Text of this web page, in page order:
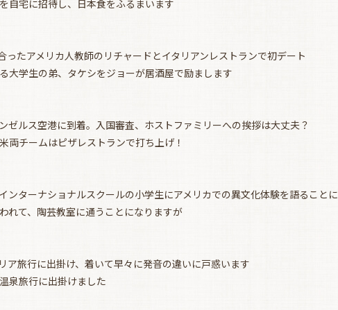
自宅に招待し、日本食をふるまいます
ったアメリカ人教師のリチャードとイタリアンレストランで初デート
大学生の弟、タケシをジョーが居酒屋で励まします
ゼルス空港に到着。入国審査、ホストファミリーへの挨拶は大丈夫？
両チームはピザレストランで打ち上げ！
ンターナショナルスクールの小学生にアメリカでの異文化体験を語ることに
れて、陶芸教室に通うことになりますが
ア旅行に出掛け、着いて早々に発音の違いに戸惑います
泉旅行に出掛けました